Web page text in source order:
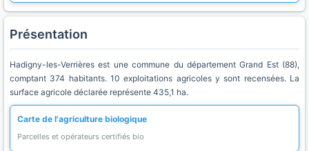
Présentation
Hadigny-les-Verrières est une commune du département Grand Est (88),
comptant 374 habitants. 10 exploitations agricoles y sont recensées. La
surface agricole déclarée représente 435,1 ha.
Carte de l'agriculture biologique
Parcelles et opérateurs certifiés bio